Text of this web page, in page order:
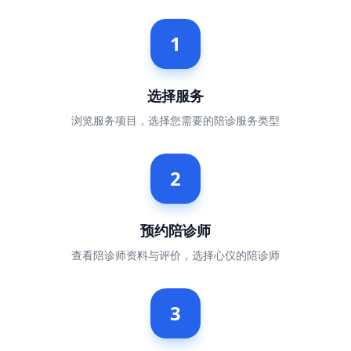
1
选择服务
浏览服务项目，选择您需要的陪诊服务类型
2
预约陪诊师
查看陪诊师资料与评价，选择心仪的陪诊师
3